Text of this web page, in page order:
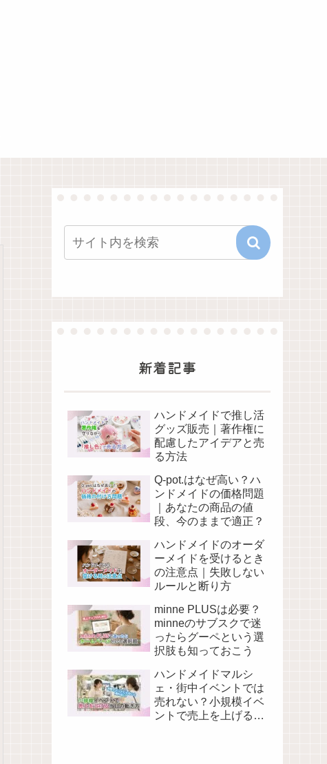
新着記事
ハンドメイドで推し活
グッズ販売｜著作権に
配慮したアイデアと売
る方法
Q-pot.はなぜ高い？ハ
ンドメイドの価格問題
｜あなたの商品の値
段、今のままで適正？
ハンドメイドのオーダ
ーメイドを受けるとき
の注意点｜失敗しない
ルールと断り方
minne PLUSは必要？
minneのサブスクで迷
ったらグーペという選
択肢も知っておこう
ハンドメイドマルシ
ェ・街中イベントでは
売れない？小規模イベ
ントで売上を上げる当